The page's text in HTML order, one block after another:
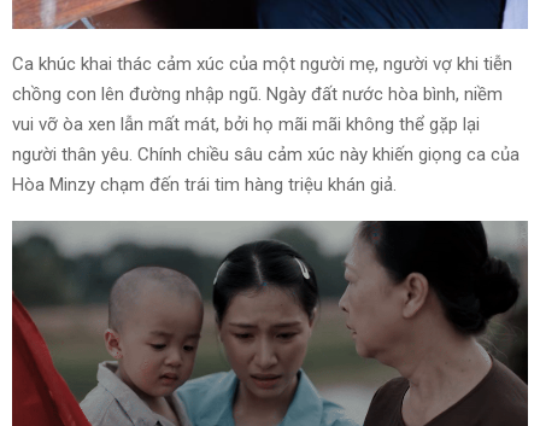
Ca khúc khai thác cảm xúc của một người mẹ, người vợ khi tiễn
chồng con lên đường nhập ngũ. Ngày đất nước hòa bình, niềm
vui vỡ òa xen lẫn mất mát, bởi họ mãi mãi không thể gặp lại
người thân yêu. Chính chiều sâu cảm xúc này khiến giọng ca của
Hòa Minzy chạm đến trái tim hàng triệu khán giả.